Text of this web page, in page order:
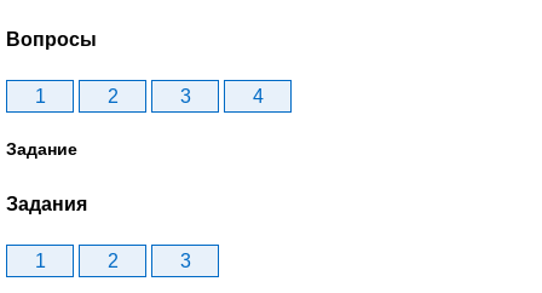
Вопросы
1 2 3 4
Задание
Задания
1 2 3